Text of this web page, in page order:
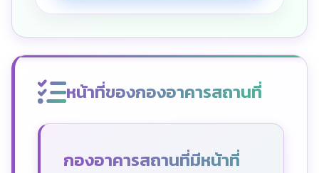
หน้าที่ของกองอาคารสถานที่
กองอาคารสถานที่มีหน้าที่